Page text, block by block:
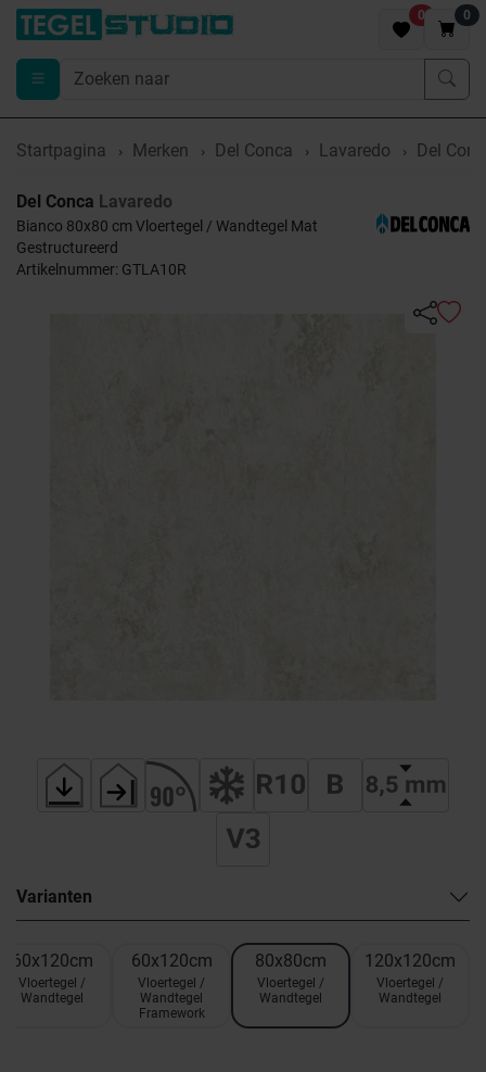
0 0
Startpagina Merken Del Conca Lavaredo Del
Del Conca Lavaredo
Bianco 80x80 cm Vloertegel / Wandtegel Mat
Gestructureerd
Artikelnummer: GTLA10R
Varianten
60x120cm
Vloertegel /
Wandtegel
60x120cm
Vloertegel /
Wandtegel
Framework
80x80cm
Vloertegel /
Wandtegel
120x120cm
Vloertegel /
Wandtegel